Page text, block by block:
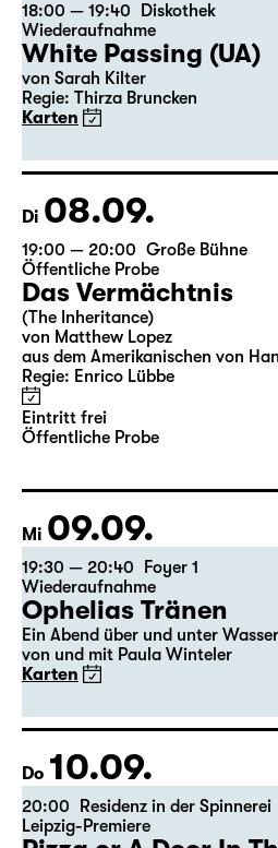
18:00 — 19:40
Diskothek
Wiederaufnahme
White Passing (UA)
von Sarah Kilter
Regie: Thirza Bruncken
Karten
Di 08.09.
19:00 — 20:00 Große Bühne
Öffentliche Probe
Das Vermächtnis
(The Inheritance)
von Matthew Lopez
aus dem Amerikanischen von
Regie: Enrico Lübbe
Eintritt frei
Öffentliche Probe
Mi 09.09.
19:30 — 20:40
Foyer 1
Wiederaufnahme
Ophelias Tränen
Ein Abend über und unter
von und mit Paula Winteler
Karten
Do 10.09.
20:00
Residenz in der Spinnerei
Leipzig-Premiere